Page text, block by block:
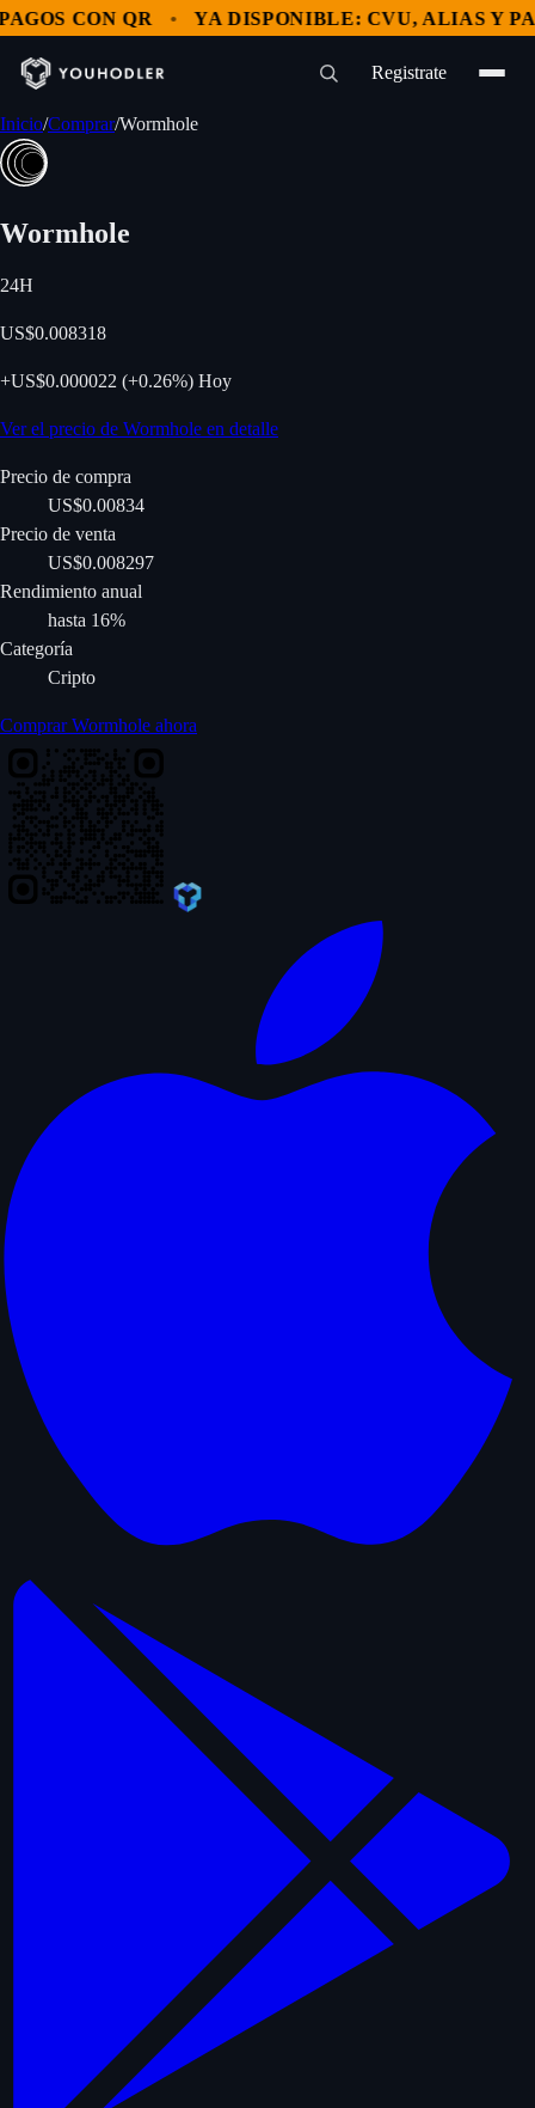
CON QR YA DISPONIBLE: CVU, ALIAS Y PAGOS
Registrate
Inicio/Comprar/Wormhole
Wormhole
24H
US$0.008318
+US$0.000022 (+0.26%) Hoy
Ver el precio de Wormhole en detalle
Precio de compra
US$0.00834
Precio de venta
US$0.008297
Rendimiento anual
hasta 16%
Categoría
Cripto
Comprar Wormhole ahora